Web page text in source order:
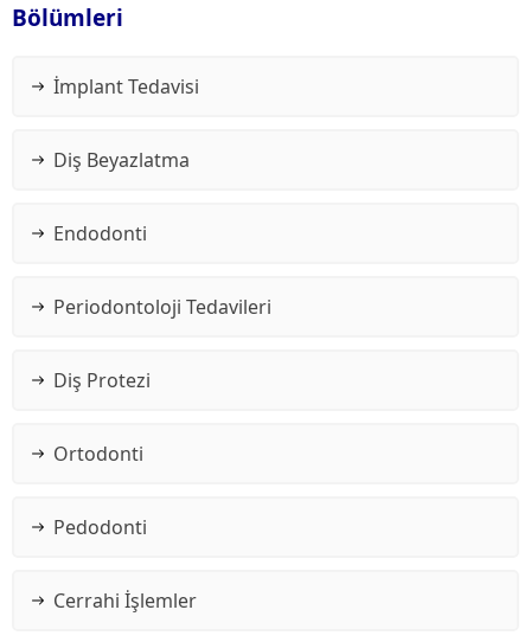
Bölümleri
İmplant Tedavisi
Diş Beyazlatma
Endodonti
Periodontoloji Tedavileri
Diş Protezi
Ortodonti
Pedodonti
Cerrahi İşlemler